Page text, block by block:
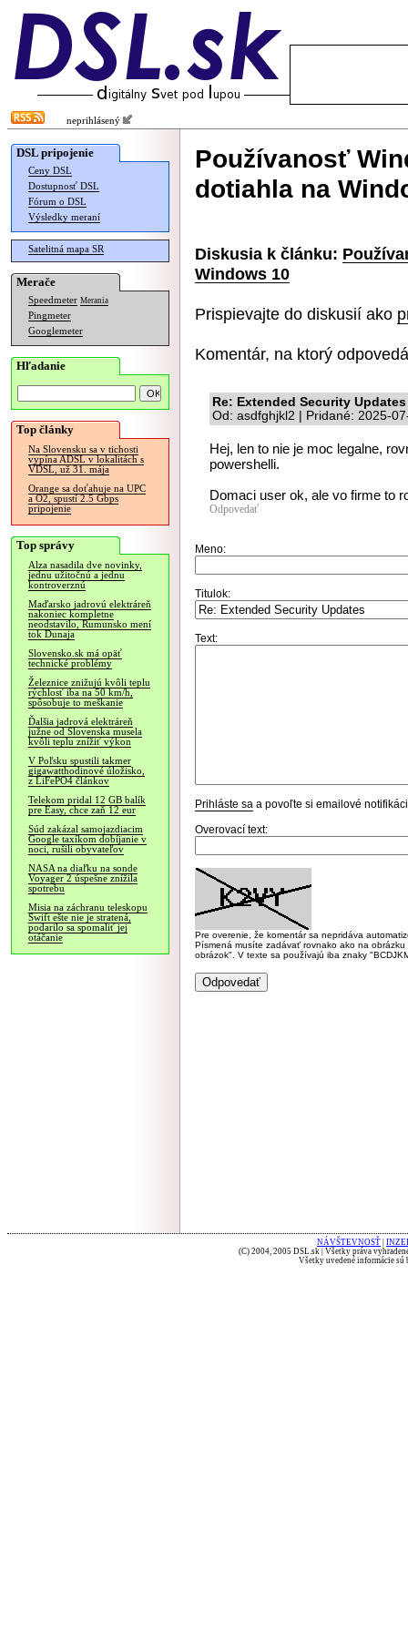
neprihlásený
DSL pripojenie
Ceny DSL
Dostupnosť DSL
Fórum o DSL
Výsledky meraní
Satelitná mapa SR
Merače
Speedmeter Merania
Pingmeter
Googlemeter
Hľadanie
Top články
Na Slovensku sa v tichosti
vypína ADSL v lokalitách s
VDSL, už 31. mája
Orange sa doťahuje na UPC
a O2, spustí 2.5 Gbps
pripojenie
Top správy
Alza nasadila dve novinky,
jednu užitočnú a jednu
kontroverznú
Maďarsko jadrovú elektráreň
nakoniec kompletne
neodstavilo, Rumunsko mení
tok Dunaja
Slovensko.sk má opäť
technické problémy
Železnice znižujú kvôli teplu
rýchlosť iba na 50 km/h,
spôsobuje to meškanie
Ďalšia jadrová elektráreň
južne od Slovenska musela
kvôli teplu znížiť výkon
V Poľsku spustili takmer
gigawatthodinové úložisko,
z LiFePO4 článkov
Telekom pridal 12 GB balík
pre Easy, chce zaň 12 eur
Súd zakázal samojazdiacim
Google taxíkom dobíjanie v
noci, rušili obyvateľov
NASA na diaľku na sonde
Voyager 2 úspešne znížila
spotrebu
Misia na záchranu teleskopu
Swift ešte nie je stratená,
podarilo sa spomaliť jej
otáčanie
Používanosť
dotiahla na
Diskusia k článku:
Windows 10
Prispievajte do diskusií ako
Komentár, na ktorý
Re: Extended Security Updates
Od: asdfghjkl2 | Pridané: 2025-
Hej, len to nie je moc legalne,
powershelli.
Domaci user ok, ale vo firme to
Odpovedať
Meno:
Titulok:
Text:
Prihláste sa a povoľte si emailové
Overovací text:
Pre overenie, že komentár sa nepridáva
Písmená musíte zadávať rovnako ako na
obrázok". V texte sa používajú iba znaky
NÁVŠTEVNOSŤ
(C) 2004, 2005 DSL.sk | Všetky práva
Všetky uvedené informácie sú